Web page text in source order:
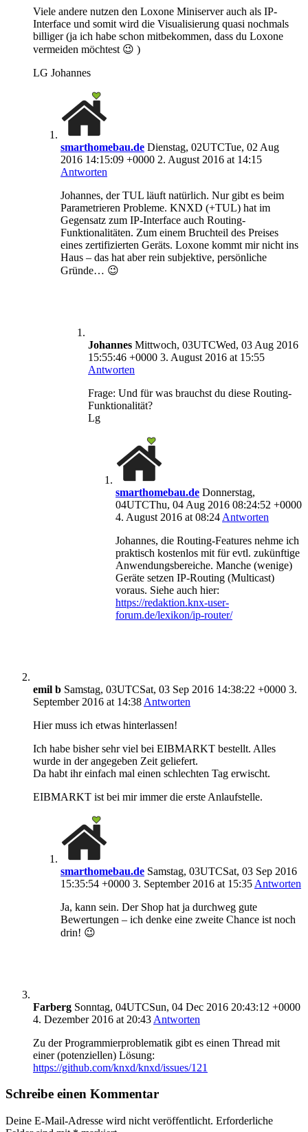
Viele andere nutzen den Loxone Miniserver auch als IP-
Interface und somit wird die Visualisierung quasi nochmals
billiger (ja ich habe schon mitbekommen, dass du Loxone
vermeiden möchtest 😉 )
LG Johannes
smarthomebau.de Dienstag, 02UTCTue, 02 Aug
2016 14:15:09 +0000 2. August 2016 at 14:15
Antworten
Johannes, der TUL läuft natürlich. Nur gibt es beim
Parametrieren Probleme. KNXD (+TUL) hat im
Gegensatz zum IP-Interface auch Routing-
Funktionalitäten. Zum einem Bruchteil des Preises
eines zertifizierten Geräts. Loxone kommt mir nicht ins
Haus – das hat aber rein subjektive, persönliche
Gründe… 😉
Johannes Mittwoch, 03UTCWed, 03 Aug 2016
15:55:46 +0000 3. August 2016 at 15:55
Antworten
Frage: Und für was brauchst du diese Routing-
Funktionalität?
Lg
smarthomebau.de Donnerstag,
04UTCThu, 04 Aug 2016 08:24:52 +0000
4. August 2016 at 08:24 Antworten
Johannes, die Routing-Features nehme ich
praktisch kostenlos mit für evtl. zukünftige
Anwendungsbereiche. Manche (wenige)
Geräte setzen IP-Routing (Multicast)
voraus. Siehe auch hier:
https://redaktion.knx-user-
forum.de/lexikon/ip-router/
emil b Samstag, 03UTCSat, 03 Sep 2016 14:38:22 +0000 3.
September 2016 at 14:38 Antworten
Hier muss ich etwas hinterlassen!
Ich habe bisher sehr viel bei EIBMARKT bestellt. Alles
wurde in der angegeben Zeit geliefert.
Da habt ihr einfach mal einen schlechten Tag erwischt.
EIBMARKT ist bei mir immer die erste Anlaufstelle.
smarthomebau.de Samstag, 03UTCSat, 03 Sep 2016
15:35:54 +0000 3. September 2016 at 15:35 Antworten
Ja, kann sein. Der Shop hat ja durchweg gute
Bewertungen – ich denke eine zweite Chance ist noch
drin! 😉
Farberg Sonntag, 04UTCSun, 04 Dec 2016 20:43:12 +0000
4. Dezember 2016 at 20:43 Antworten
Zu der Programmierproblematik gibt es einen Thread mit
einer (potenziellen) Lösung:
https://github.com/knxd/knxd/issues/121
Schreibe einen Kommentar
Deine E-Mail-Adresse wird nicht veröffentlicht. Erforderliche